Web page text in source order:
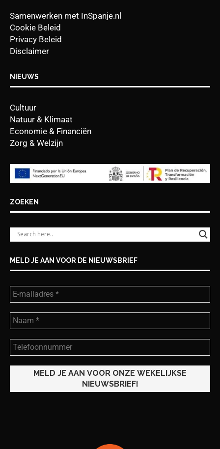
Samenwerken met InSpanje.nl
Cookie Beleid
Privacy Beleid
Disclaimer
NIEUWS
Cultuur
Natuur & Klimaat
Economie & Financiën
Zorg & Welzijn
ZOEKEN
MELD JE AAN VOOR DE NIEUWSBRIEF